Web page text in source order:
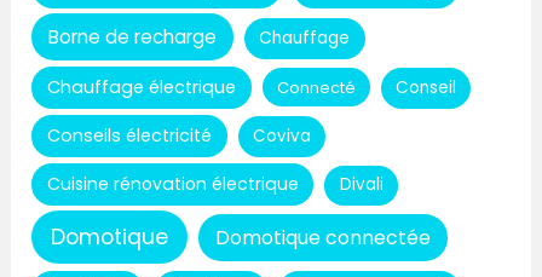
Borne de recharge Chauffage
Chauffage électrique Connecté Conseil
Conseils électricité Coviva
Cuisine rénovation électrique Divali
Domotique Domotique connectée